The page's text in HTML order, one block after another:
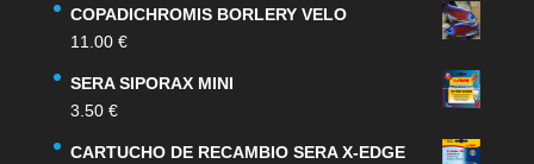
159.00 €.132.00 €.
COPADICHROMIS BORLERY VELO
11.00 €
SERA SIPORAX MINI
3.50 €
CARTUCHO DE RECAMBIO SERA X-EDGE